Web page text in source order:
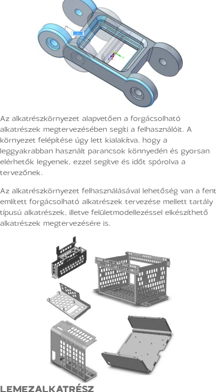
Az alkatrészkörnyezet alapvetően a forgácsolható
alkatrészek megtervezésében segíti a felhasználóit. A
környezet felépítése úgy lett kialakítva, hogy a
leggyakrabban használt parancsok könnyedén és gyorsan
elérhetők legyenek, ezzel segítve és időt spórolva a
tervezőnek.
Az alkatrészkörnyezet felhasználásával lehetőség van a fent
említett forgácsolható alkatrészek tervezése mellett tartály
típusú alkatrészek, illetve felületmodellezéssel elkészíthető
alkatrészek megtervezésére is.
LEMEZALKATRÉSZ